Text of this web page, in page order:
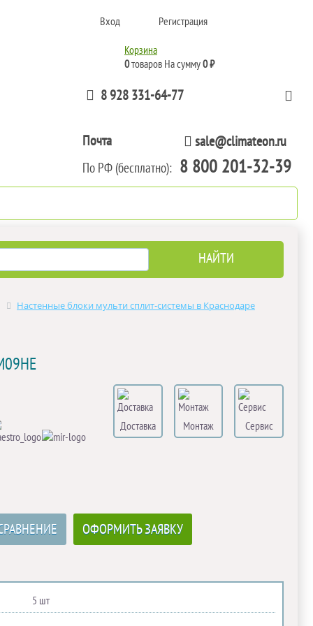
Вход Регистрация
Корзина
0товаров На сумму0 ₽
8 928 331-64-77
Почта sale@climateon.ru
По РФ (бесплатно): 8 800 201-32-39
Настенные блоки мульти сплит-системы в Краснодаре
Доставка Монтаж
Сервис
ОФОРМИТЬ ЗАЯВКУ
5 шт